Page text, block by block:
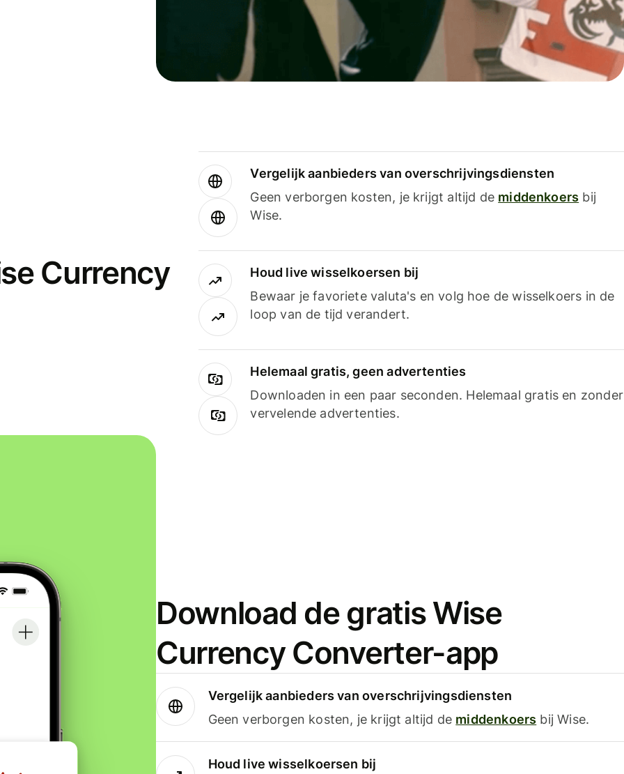
Currency
Vergelijk aanbieders van overschrijvingsdiensten
Geen verborgen kosten, je krijgt altijd de middenkoers bij
Wise.
Houd live wisselkoersen bij
Bewaar je favoriete valuta's en volg hoe de wisselkoers in de
loop van de tijd verandert.
Helemaal gratis, geen advertenties
Downloaden in een paar seconden. Helemaal gratis en zonder
vervelende advertenties.
Download de gratis Wise
Currency Converter-app
Vergelijk aanbieders van overschrijvingsdiensten
Geen verborgen kosten, je krijgt altijd de middenkoers bij Wise.
Houd live wisselkoersen bij